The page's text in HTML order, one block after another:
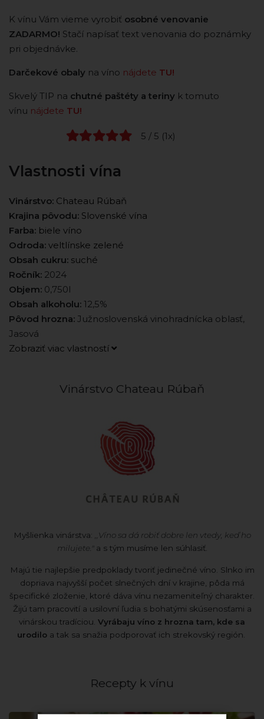
K vínu Vám vieme vyrobiť osobné venovanie
ZADARMO! Stačí napísať text venovania do poznámky
pri objednávke.
Darčekové obaly na víno nájdete TU!
Skvelý TIP na chutné paštéty a teriny k tomuto
vínu nájdete TU!
5 / 5 (1x)
Vlastnosti vína
Vinárstvo: Chateau Rúbaň
Krajina pôvodu: Slovenské vína
Farba: biele víno
Odroda: veltlínske zelené
Obsah cukru: suché
Ročník: 2024
Objem: 0,750l
Obsah alkoholu: 12,5%
Pôvod hrozna: Južnoslovenská vinohradnícka oblasť,
Jasová
Zobraziť viac vlastností
Vinárstvo Chateau Rúbaň
Myšlienka vinárstva:
,,Víno sa dá robiť dobre len vtedy, keď ho
milujete." a s tým musíme len súhlasiť.
Majú tie najlepšie predpoklady tvoriť jedinečné víno. Slnko im
dopriava najvyšší počet slnečných dní v krajine, pôda má
špecifické zloženie, ktoré dáva vínu nezameniteľný charakter.
Žijú tam pracovití a usilovní ľudia s bohatými skúsenosťami a
vinárskou tradíciou. Vyrábaju víno z hrozna tam, kde sa
urodiloa tak sa snažia podporovať ich strekovský región.
Recepty k vínu